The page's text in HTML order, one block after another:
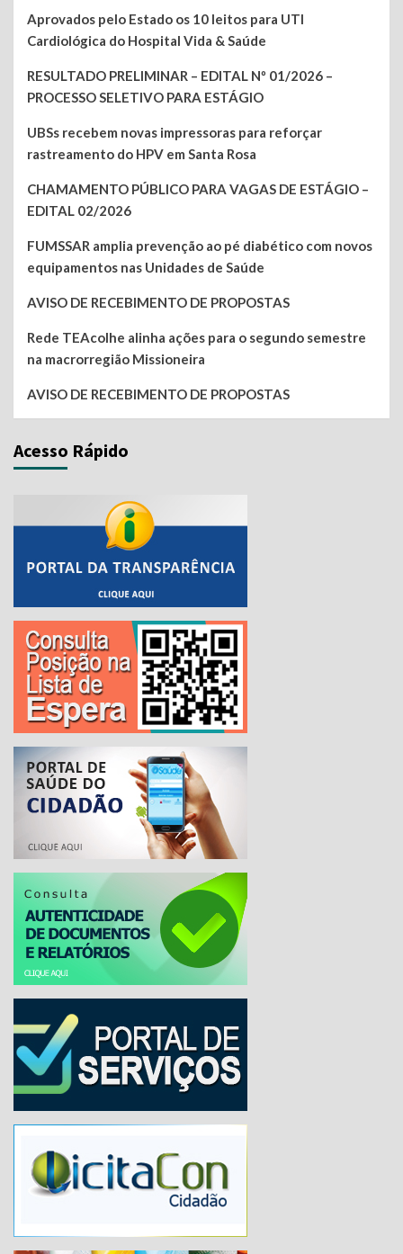
Aprovados pelo Estado os 10 leitos para UTI
Cardiológica do Hospital Vida & Saúde
RESULTADO PRELIMINAR – EDITAL Nº 01/2026 –
PROCESSO SELETIVO PARA ESTÁGIO
UBSs recebem novas impressoras para reforçar
rastreamento do HPV em Santa Rosa
CHAMAMENTO PÚBLICO PARA VAGAS DE ESTÁGIO –
EDITAL 02/2026
FUMSSAR amplia prevenção ao pé diabético com novos
equipamentos nas Unidades de Saúde
AVISO DE RECEBIMENTO DE PROPOSTAS
Rede TEAcolhe alinha ações para o segundo semestre
na macrorregião Missioneira
AVISO DE RECEBIMENTO DE PROPOSTAS
Acesso Rápido